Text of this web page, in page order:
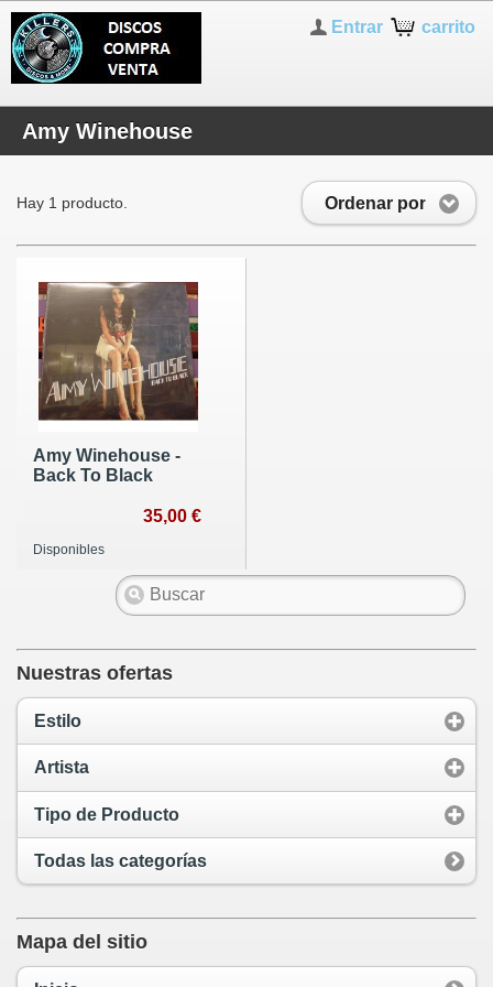
carrito
Entrar
Amy Winehouse
Ordenar por
Hay 1 producto.
Amy Winehouse -
Back To Black
35,00 €
Disponibles
Nuestras ofertas
Estilo
Artista
Tipo de Producto
Todas las categorías
Mapa del sitio